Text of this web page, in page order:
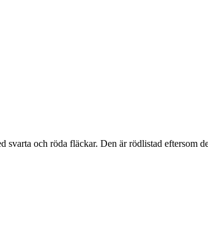
och röda fläckar. Den är rödlistad eftersom